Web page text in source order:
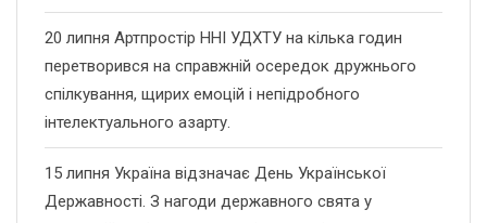
20 липня Артпростір ННІ УДХТУ на кілька годин
перетворився на справжній осередок дружнього
спілкування, щирих емоцій і непідробного
інтелектуального азарту.
15 липня Україна відзначає День Української
Державності. З нагоди державного свята у